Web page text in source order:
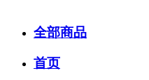
全部商品
首页